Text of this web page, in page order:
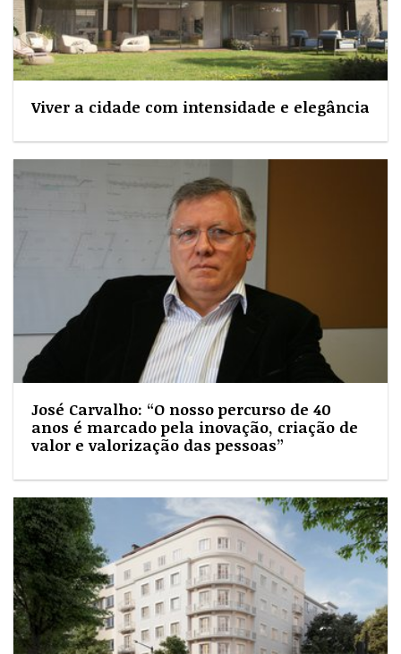
Viver a cidade com intensidade e elegância
José Carvalho: “O nosso percurso de 40
anos é marcado pela inovação, criação de
valor e valorização das pessoas”